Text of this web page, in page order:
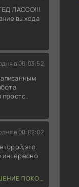
ЛАССО!!!
выхода
в 00:03:52
просто.
в 00:02:02
интересно
(2025)